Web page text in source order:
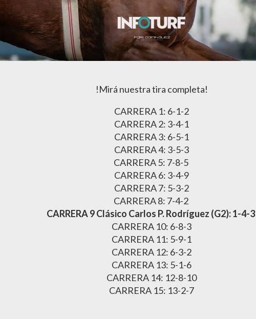
!Mirá nuestra tira completa!
CARRERA 1: 6-1-2
CARRERA 2: 3-4-1
CARRERA 3: 6-5-1
CARRERA 4: 3-5-3
CARRERA 5: 7-8-5
CARRERA 6: 3-4-9
CARRERA 7: 5-3-2
CARRERA 8: 7-4-2
CARRERA 9 Clásico Carlos P. Rodríguez (G2): 1-4-3
CARRERA 10: 6-8-3
CARRERA 11: 5-9-1
CARRERA 12: 6-3-2
CARRERA 13: 5-1-6
CARRERA 14: 12-8-10
CARRERA 15: 13-2-7